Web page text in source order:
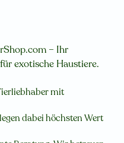
– Ihr
exotische Haustiere.
mit
dabei höchsten Wert